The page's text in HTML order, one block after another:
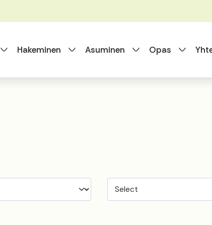
Vaihda alasvetovalikkoa
Hakeminen Vaihda alasvetovalikkoa
Asuminen Vaihda
Opas